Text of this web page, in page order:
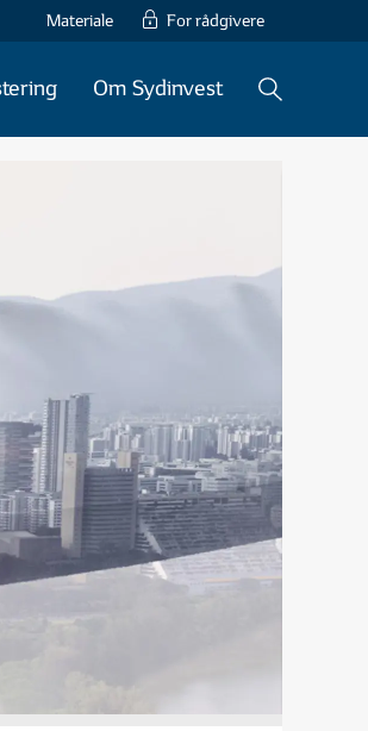
Materiale For rådgivere
Om Sydinvest